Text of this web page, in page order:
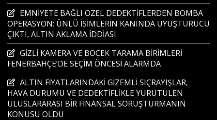
EMNİYETE BAĞLI ÖZEL DEDEKTİFLERDEN BOMBA
OPERASYON: ÜNLÜ İSİMLERİN KANINDA UYUŞTURUCU
ÇIKTI, ALTIN AKLAMA İDDİASI
GİZLİ KAMERA VE BÖCEK TARAMA BİRİMLERİ
FENERBAHÇE’DE SEÇİM ÖNCESİ ALARMDA
ALTIN FİYATLARINDAKİ GİZEMLİ SIÇRAYIŞLAR,
HAVA DURUMU VE DEDEKTİFLİKLE YÜRÜTÜLEN
ULUSLARARASI BİR FİNANSAL SORUŞTURMANIN
KONUSU OLDU